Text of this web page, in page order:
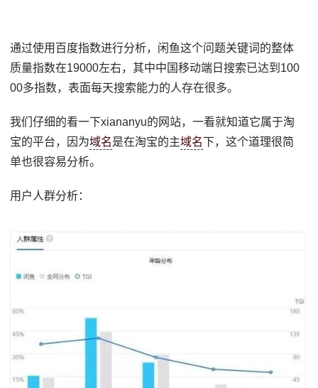
通过使用百度指数进行分析，闲鱼这个问题关键词的整体
质量指数在19000左右，其中中国移动端日搜索已达到100
00多指数，表面每天搜索能力的人存在很多。
我们仔细的看一下xiananyu的网站，一看就知道它属于淘
宝的平台，因为域名是在淘宝的主域名下，这个道理很简
单也很容易分析。
用户人群分析：